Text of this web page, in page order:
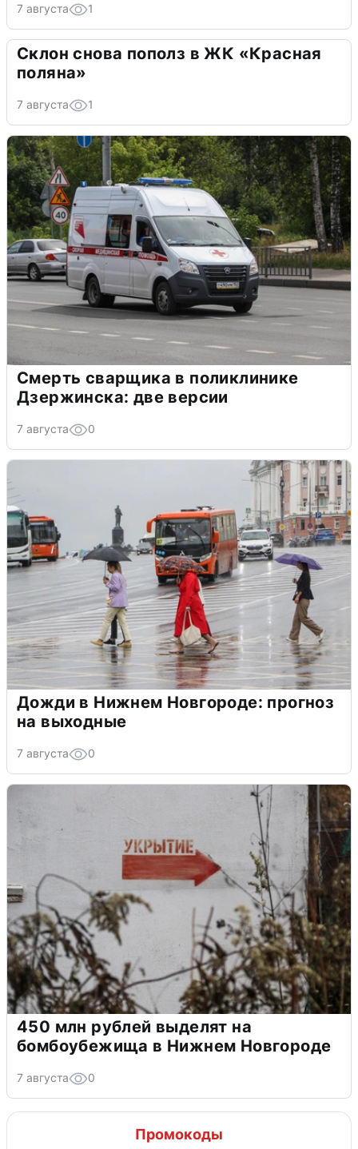
7 августа 1
Склон снова пополз в ЖК «Красная
поляна»
7 августа 1
Смерть сварщика в поликлинике
Дзержинска: две версии
7 августа 0
Дожди в Нижнем Новгороде: прогноз
на выходные
7 августа 0
450 млн рублей выделят на
бомбоубежища в Нижнем Новгороде
7 августа 0
Промокоды